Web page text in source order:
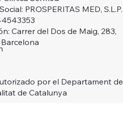
por el Departament de
de Catalunya
PROSPERITAS MED, S.L.P.
Carrer del Dos de Maig, 283,